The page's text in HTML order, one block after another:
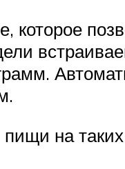
которое
на